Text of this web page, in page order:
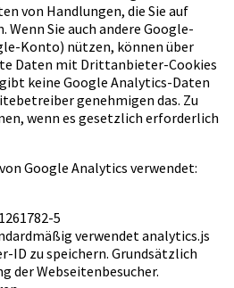
von Handlungen, die Sie auf
Wenn Sie auch andere Google-
Konto) nützen, können über
Daten mit Drittanbieter-Cookies
keine Google Analytics-Daten
genehmigen das. Zu
wenn es gesetzlich erforderlich
Google Analytics verwendet:
5
verwendet analytics.js
ID zu speichern. Grundsätzlich
der Webseitenbesucher.